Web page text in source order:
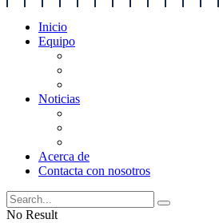
Inicio
Equipo
Noticias
Acerca de
Contacta con nosotros
No Result